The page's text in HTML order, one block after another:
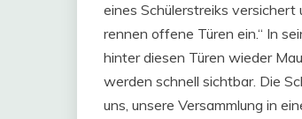
eines Schülerstreiks versichert
rennen offene Türen ein.“ In
hinter diesen Türen wieder
werden schnell sichtbar. Die
uns, unsere Versammlung in